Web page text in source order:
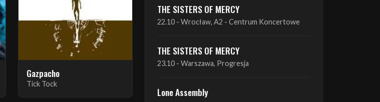
Gazpacho
Tick Tock
THE SISTERS OF MERCY
23.10 - Warszawa, Progresja
Lone Assembly
13.11 - Poznań, Pod Minogą
Lone Assembly